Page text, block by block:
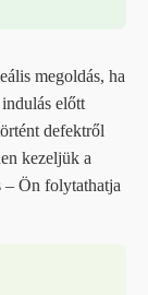
megoldás, ha
előtt
defektről
kezeljük a
– Ön folytathatja